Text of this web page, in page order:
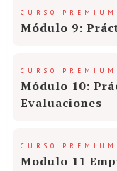
CURSO PREMIUM
Módulo 9:
CURSO PREMIUM
Módulo 10:
Evaluaciones
CURSO PREMIUM
Modulo 11